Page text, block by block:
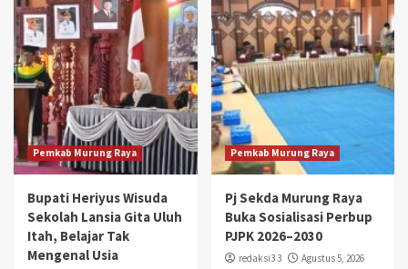
Pemkab Murung Raya
Bupati Heriyus Wisuda
Sekolah Lansia Gita Uluh
Itah, Belajar Tak
Mengenal Usia
Pemkab Murung Raya
Pj Sekda Murung Raya
Buka Sosialisasi Perbup
PJPK 2026–2030
redaksi3 3 Agustus 5, 2026